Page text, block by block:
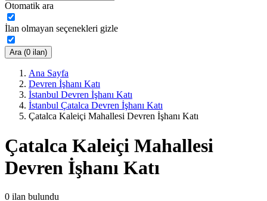
Otomatik ara
İlan olmayan seçenekleri gizle
Ara (0 ilan)
Ana Sayfa
Devren İşhanı Katı
İstanbul Devren İşhanı Katı
İstanbul Çatalca Devren İşhanı Katı
Çatalca Kaleiçi Mahallesi Devren İşhanı Katı
Çatalca Kaleiçi Mahallesi
Devren İşhanı Katı
0 ilan bulundu